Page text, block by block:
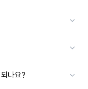
나요?